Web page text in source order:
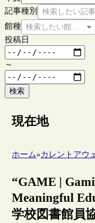
記事種別
検索したい記
館種 検索したい館種を選
投稿日
～
検索
現在地
ホーム»カレントアウ
“GAME |
Meaningful
学校図書館員